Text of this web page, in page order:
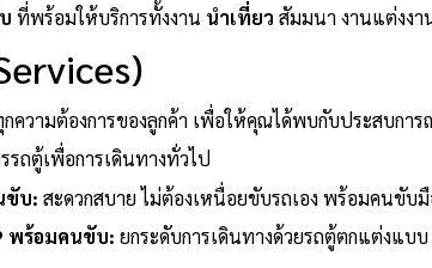
ที่พร้อมให้บริการทั้งงาน นำเที่ยว สัมมนา งานแต่งง
ความต้องการของลูกค้า เพื่อให้คุณได้พบกับประสบกา
รถตู้เพื่อการเดินทางทั่วไป
ขับ: สะดวกสบาย ไม่ต้องเหนื่อยขับรถเอง พร้อมคนขับ
พร้อมคนขับ: ยกระดับการเดินทางด้วยรถตู้ตกแต่งแบ